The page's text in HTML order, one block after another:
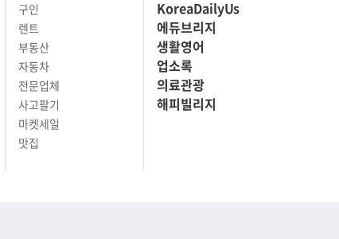
구인
렌트
부동산
자동차
전문업체
사고팔기
마켓세일
맛집
KoreaDailyUs
에듀브리지
생활영어
업소록
의료관광
해피빌리지